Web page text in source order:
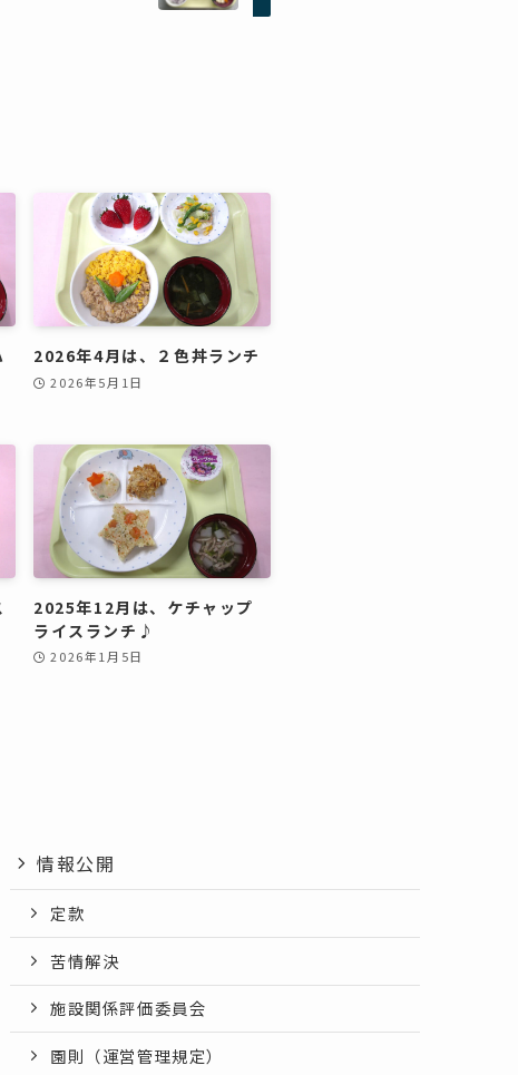
2026年4月は、２色丼ランチ
2026年5月1日
2025年12月は、ケチャップ
ライスランチ♪
2026年1月5日
情報公開
定款
苦情解決
施設関係評価委員会
園則（運営管理規定）